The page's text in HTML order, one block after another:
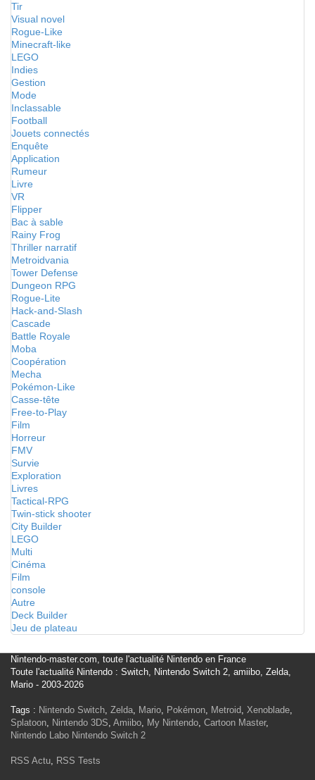
Tir
Visual novel
Rogue-Like
Minecraft-like
LEGO
Indies
Gestion
Mode
Inclassable
Football
Jouets connectés
Enquête
Application
Rumeur
Livre
VR
Flipper
Bac à sable
Rainy Frog
Thriller narratif
Metroidvania
Tower Defense
Dungeon RPG
Rogue-Lite
Hack-and-Slash
Cascade
Battle Royale
Moba
Coopération
Mecha
Pokémon-Like
Casse-tête
Free-to-Play
Film
Horreur
FMV
Survie
Exploration
Livres
Tactical-RPG
Twin-stick shooter
City Builder
LEGO
Multi
Cinéma
Film
console
Autre
Deck Builder
Jeu de plateau
Nintendo-master.com, toute l'actualité Nintendo en France
Toute l'actualité Nintendo : Switch, Nintendo Switch 2, amiibo, Zelda,
Mario - 2003-2026
Tags : Nintendo Switch, Zelda, Mario, Pokémon, Metroid, Xenoblade,
Splatoon, Nintendo 3DS, Amiibo, My Nintendo, Cartoon Master,
Nintendo Labo Nintendo Switch 2
RSS Actu, RSS Tests